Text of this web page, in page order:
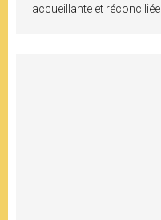
accueillante et réconciliée